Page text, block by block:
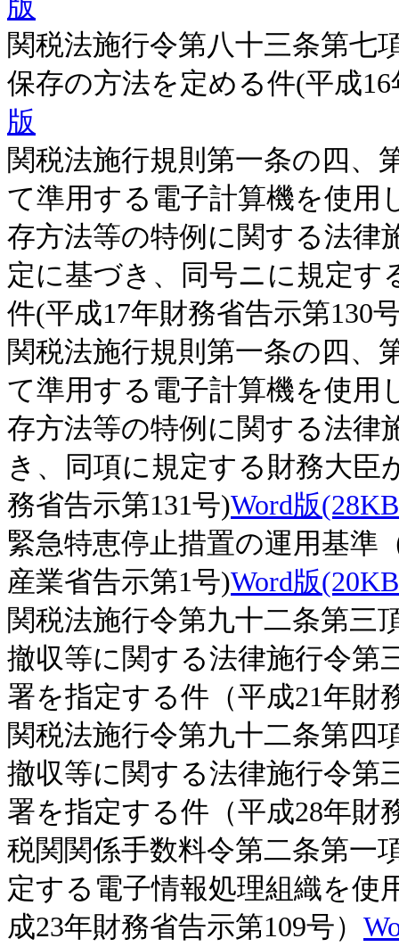
版
関税法施行令第八十三条第七
保存の方法を定める件(平成
版
関税法施行規則第一条の四、
て準用する電子計算機を使用
存方法等の特例に関する法律
定に基づき、同号ニに規定
件(平成17年財務省告示第130
関税法施行規則第一条の四、
て準用する電子計算機を使用
存方法等の特例に関する法律
き、同項に規定する財務大臣
務省告示第131号)Word版
緊急特恵停止措置の運用基準
産業省告示第1号)Word版
関税法施行令第九十二条第三
撤収等に関する法律施行令第
署を指定する件（平成21年財
関税法施行令第九十二条第四
撤収等に関する法律施行令第
署を指定する件（平成28年財
税関関係手数料令第二条第一
定する電子情報処理組織を
成23年財務省告示第109号）